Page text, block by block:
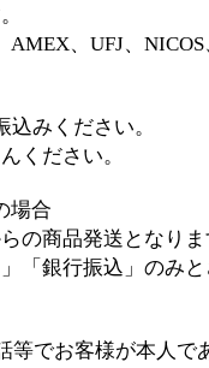
AMEX、UFJ、
みください。
ください。
場合
の商品発送となり
「銀行振込」のみ
等でお客様が本人で